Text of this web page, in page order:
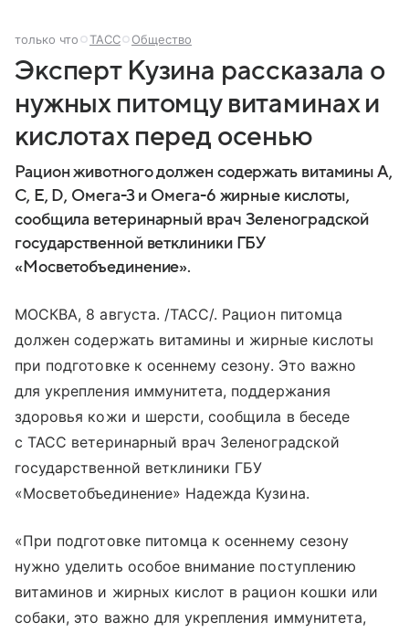
только что ТАСС Общество
Эксперт Кузина рассказала о
нужных питомцу витаминах и
кислотах перед осенью
Рацион животного должен содержать витамины А,
С, Е, D, Омега-3 и Омега-6 жирные кислоты,
сообщила ветеринарный врач Зеленоградской
государственной ветклиники ГБУ
«Мосветобъединение».
МОСКВА, 8 августа. /ТАСС/. Рацион питомца
должен содержать витамины и жирные кислоты
при подготовке к осеннему сезону. Это важно
для укрепления иммунитета, поддержания
здоровья кожи и шерсти, сообщила в беседе
с ТАСС ветеринарный врач Зеленоградской
государственной ветклиники ГБУ
«Мосветобъединение» Надежда Кузина.
«При подготовке питомца к осеннему сезону
нужно уделить особое внимание поступлению
витаминов и жирных кислот в рацион кошки или
собаки, это важно для укрепления иммунитета,